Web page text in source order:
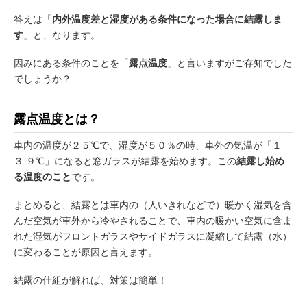
答えは「内外温度差と湿度がある条件になった場合に結露しま
す 」と、なります。
因みにある条件のことを「露点温度 」と言いますがご存知でした
でしょうか？
露点温度とは？
車内の温度が２５℃で、湿度が５０％の時、車外の気温が「１
３.９℃」になると窓ガラスが結露を始めます。この結露し始め
る温度のことです。
まとめると、結露とは車内の（人いきれなどで）暖かく湿気を含
んだ空気が車外から冷やされることで、車内の暖かい空気に含ま
れた湿気がフロントガラスやサイドガラスに凝縮して結露（水）
に変わることが原因と言えます。
結露の仕組が解れば、対策は簡単！